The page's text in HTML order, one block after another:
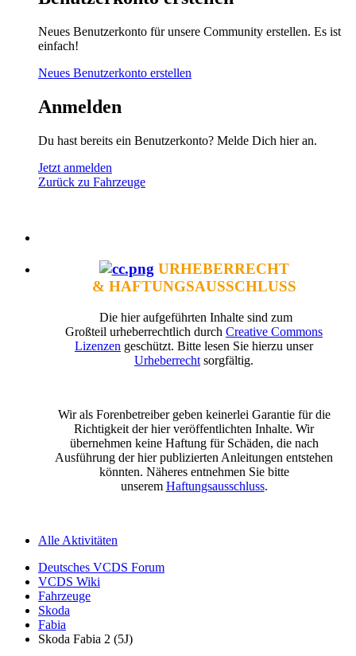
Neues Benutzerkonto für unsere Community erstellen. Es ist
einfach!
Neues Benutzerkonto erstellen
Anmelden
Du hast bereits ein Benutzerkonto? Melde Dich hier an.
Jetzt anmelden
Zurück zu Fahrzeuge
URHEBERRECHT
& HAFTUNGSAUSSCHLUSS
Die hier aufgeführten Inhalte sind zum
Großteil urheberrechtlich durch Creative Commons
Lizenzen geschützt. Bitte lesen Sie hierzu unser
Urheberrecht sorgfältig.
Wir als Forenbetreiber geben keinerlei Garantie für die
Richtigkeit der hier veröffentlichten Inhalte. Wir
übernehmen keine Haftung für Schäden, die nach
Ausführung der hier publizierten Anleitungen entstehen
könnten. Näheres entnehmen Sie bitte
unserem Haftungsausschluss.
Alle Aktivitäten
Deutsches VCDS Forum
VCDS Wiki
Fahrzeuge
Skoda
Fabia
Skoda Fabia 2 (5J)